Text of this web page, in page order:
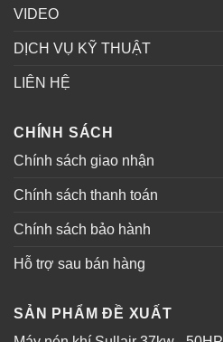
VIDEO
DỊCH VỤ KỸ THUẬT
LIÊN HỆ
CHÍNH SÁCH
Chính sách giao nhận
Chính sách thanh toán
Chính sách bảo hành
Hỗ trợ sau bán hàng
SẢN PHẨM ĐỀ XUẤT